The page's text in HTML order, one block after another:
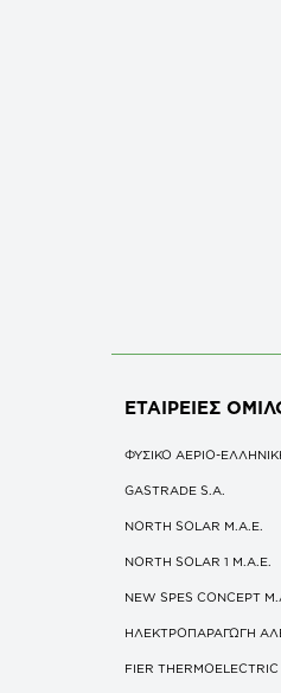
ΕΤΑΙΡΕΙΕΣ
ΦΥΣΙΚΟ ΑΕΡΙΟ-
GASTRADE S.A.
NORTH SOLAR M.Α.Ε.
NORTH SOLAR 1 M.Α.Ε.
NEW SPES CONCEPT
ΗΛΕΚΤΡΟΠΑΡΑΓΩΓΗ
FIER